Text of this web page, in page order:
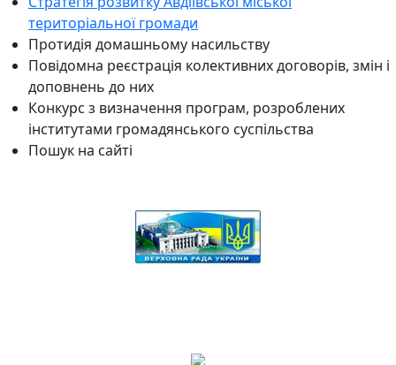
територіальної громади
Протидія домашньому насильству
Повідомна реєстрація колективних договорів, змін і
доповнень до них
Конкурс з визначення програм, розроблених
інститутами громадянського суспільства
Пошук на сайті